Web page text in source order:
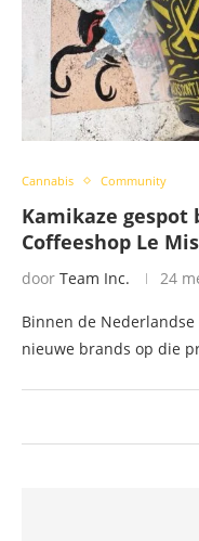
Cannabis Community
Kamikaze gespot
Coffeeshop Le
door Team Inc. 24
Binnen de
nieuwe brands op die